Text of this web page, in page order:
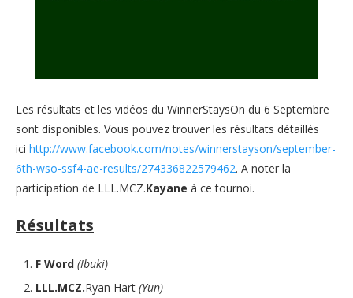
Les résultats et les vidéos du WinnerStaysOn du 6 Septembre
sont disponibles. Vous pouvez trouver les résultats détaillés
ici http://www.facebook.com/notes/winnerstayson/september-
6th-wso-ssf4-ae-results/274336822579462. A noter la
participation de LLL.MCZ.Kayane à ce tournoi.
Résultats
F Word (Ibuki)
LLL.MCZ.Ryan Hart (Yun)